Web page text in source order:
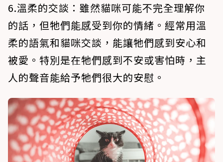
6.溫柔的交談：雖然貓咪可能不完全理解你
的話，但牠們能感受到你的情緒。經常用溫
柔的語氣和貓咪交談，能讓牠們感到安心和
被愛。特別是在牠們感到不安或害怕時，主
人的聲音能給予牠們很大的安慰。